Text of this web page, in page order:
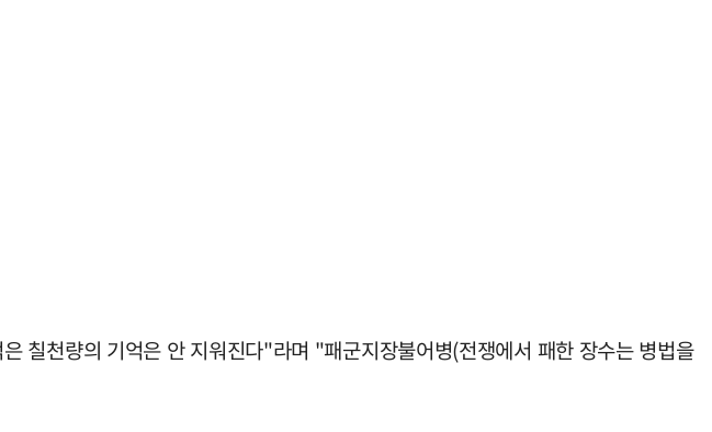
칠천량의 기억은 안 지워진다"라며 "패군지장불어병(전쟁에서 패한 장수는 병법을